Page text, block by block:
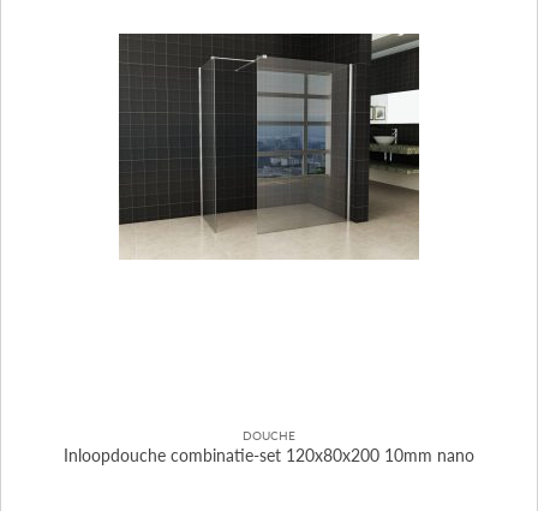
DOUCHE
Inloopdouche combinatie-set 120x80x200 10mm nano